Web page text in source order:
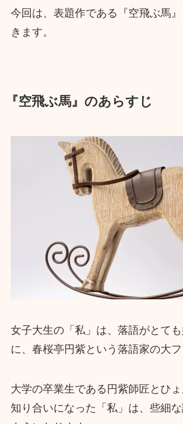
今回は、表題作である『空飛ぶ馬
きます。
『空飛ぶ馬』のあらすじ
女子大生の「私」は、落語がとて
に、春桜亭円紫という落語家の大フ
大学の卒業生である円紫師匠とひ
知り合いになった「私」は、些細